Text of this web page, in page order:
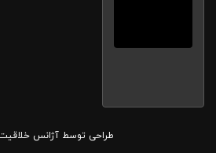
طراحی توسطآژانس